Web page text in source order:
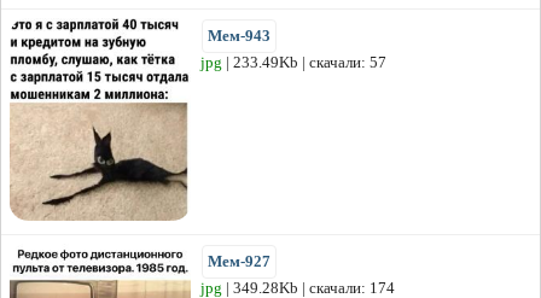
Мем-943
jpg | 233.49Kb | скачали: 57
Мем-927
jpg | 349.28Kb | скачали: 174